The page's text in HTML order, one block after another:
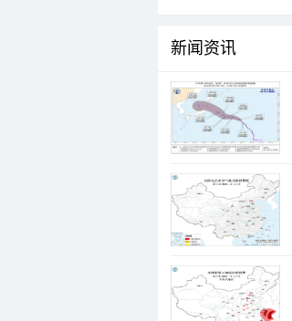
新闻资讯